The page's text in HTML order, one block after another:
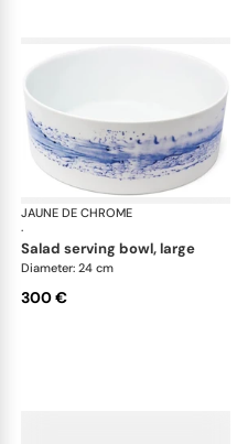
JAUNE DE CHROME
·
salad serving bowl, large
Diameter: 24 cm
300 €